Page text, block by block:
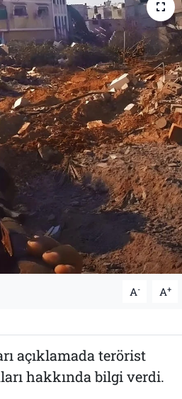
A- A+
açıklamada terörist
hakkında bilgi verdi.